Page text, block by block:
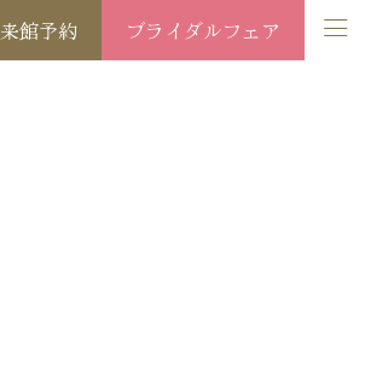
来館予約 ブライダルフェア